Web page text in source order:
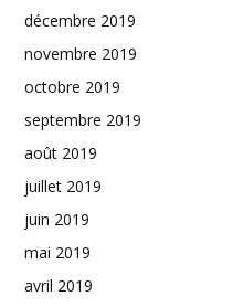
décembre 2019
novembre 2019
octobre 2019
septembre 2019
août 2019
juillet 2019
juin 2019
mai 2019
avril 2019